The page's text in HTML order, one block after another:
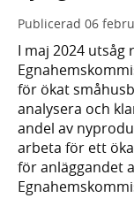
Publicerad 06
I maj 2024 utsåg
för ökat
analysera och
andel av
arbeta för ett
för anläggandet